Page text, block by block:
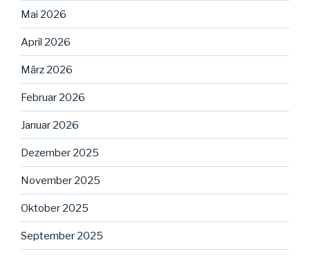
Mai 2026
April 2026
März 2026
Februar 2026
Januar 2026
Dezember 2025
November 2025
Oktober 2025
September 2025